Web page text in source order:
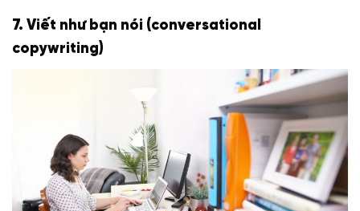
7. Viết như bạn nói (conversational
copywriting)